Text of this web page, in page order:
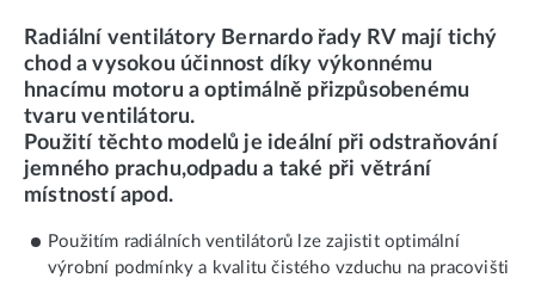
Radiální ventilátory Bernardo řady RV mají tichý
chod a vysokou účinnost díky výkonnému
hnacímu motoru a optimálně přizpůsobenému
tvaru ventilátoru.
Použití těchto modelů je ideální při odstraňování
jemného prachu,odpadu a také při větrání
místností apod.
Použitím radiálních ventilátorů lze zajistit optimální
výrobní podmínky a kvalitu čistého vzduchu na pracovišti